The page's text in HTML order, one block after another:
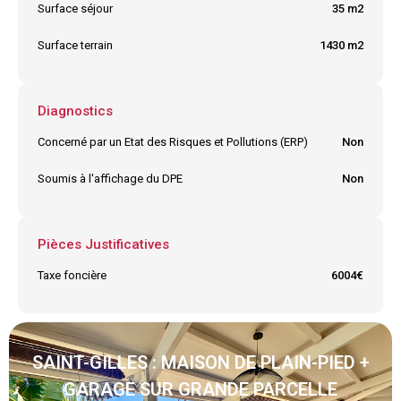
Surface séjour 35 m2
Surface terrain 1430 m2
Diagnostics
Concerné par un Etat des Risques et Pollutions (ERP) Non
Soumis à l'affichage du DPE Non
Pièces Justificatives
Taxe foncière 6004€
SAINT-GILLES : MAISON DE PLAIN-PIED +
GARAGE SUR GRANDE PARCELLE